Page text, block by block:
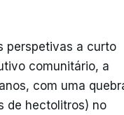
perspetivas a curto
comunitário, a
com uma
de hectolitros) no